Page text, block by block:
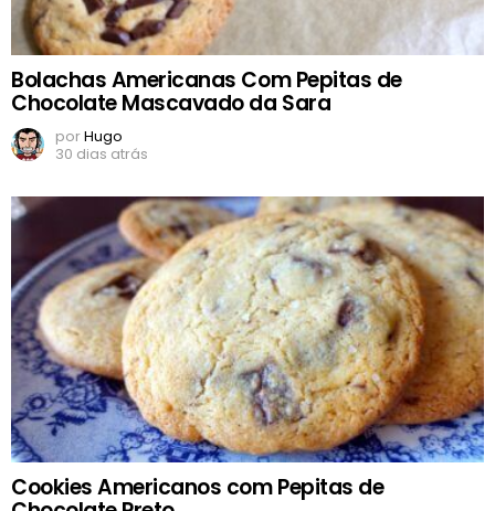
Bolachas Americanas Com Pepitas de
Chocolate Mascavado da Sara
porHugo
30 dias atrás
Cookies Americanos com Pepitas de